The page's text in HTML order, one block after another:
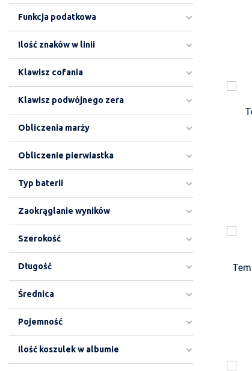
Funkcja podatkowa
Ilość znaków w linii
Klawisz cofania
Klawisz podwójnego zera
Obliczenia marży
Obliczenie pierwiastka
Typ baterii
Zaokrąglanie wyników
Szerokość
Długość
Średnica
Pojemność
Ilość koszulek w albumie